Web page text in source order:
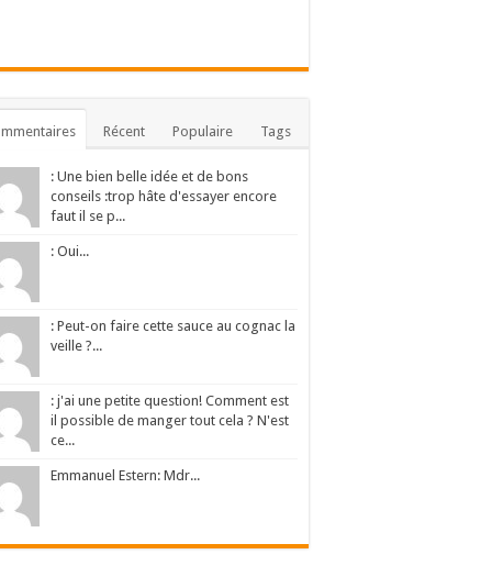
Récent Populaire Tags
: Une bien belle idée et de bons
conseils :trop hâte d'essayer encore
faut il se p...
: Oui...
: Peut-on faire cette sauce au cognac la
veille ?...
: j'ai une petite question! Comment est
il possible de manger tout cela ? N'est
ce...
Emmanuel Estern: Mdr...